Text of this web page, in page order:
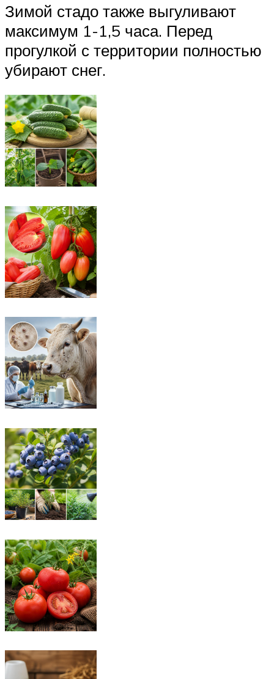
Зимой стадо также выгуливают
максимум 1-1,5 часа. Перед
прогулкой с территории полностью
убирают снег.